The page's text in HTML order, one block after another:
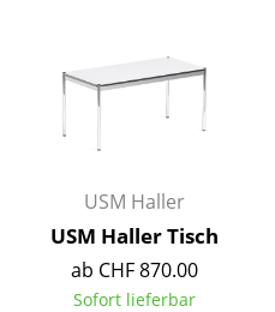
Couchtische
Schreibtische
Konferenztische
Stehtische & Stehpulte
USM Haller
USM Haller Tisch
ab CHF 870.00
Sofort lieferbar